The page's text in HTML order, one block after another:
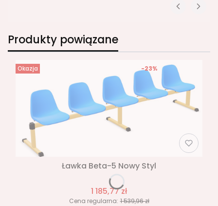
Produkty powiązane
Okazja
Ławka Beta-5 Nowy Styl
1 185,77 zł
Cena regularna: 1 539,96 zł
-23%